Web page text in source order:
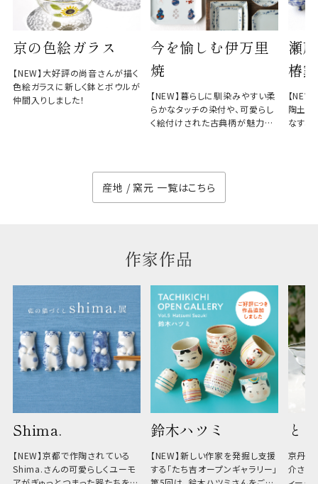
京の色絵ガラス
【NEW】大好評の尚音さんが描く
色絵ガラスに新しく鉢とボウルが
仲間入りしました！
今を愉しむ伊万里
焼
【NEW】暮らしに馴染みやすい柔
らかなタッチの染付や、可愛らし
く絵付けされた古典柄が魅力の
瀬
椿窯
【
陶土と
なす、
産地 / 窯元 一覧はこちら
作家作品
Shima.
【NEW】京都で作陶されている
Shima.さんの可愛らしくユーモ
鈴木ハツミ
【NEW】新しい作家を発掘し支援
する「たち吉オープンギャラリー」
と
京丹波
介さん